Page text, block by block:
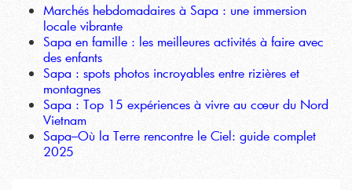
Marchés hebdomadaires à Sapa : une immersion
locale vibrante
Sapa en famille : les meilleures activités à faire avec
des enfants
Sapa : spots photos incroyables entre rizières et
montagnes
Sapa : Top 15 expériences à vivre au cœur du Nord
Vietnam
Sapa–Où la Terre rencontre le Ciel: guide complet
2025